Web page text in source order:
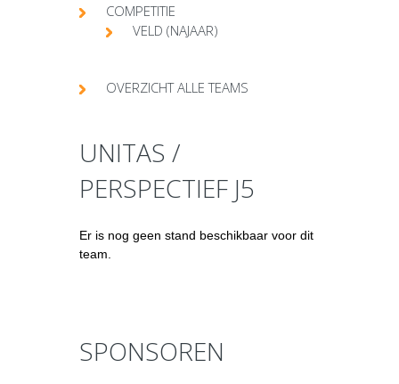
COMPETITIE
VELD (NAJAAR)
OVERZICHT ALLE TEAMS
UNITAS /
PERSPECTIEF J5
Er is nog geen stand beschikbaar voor dit
team.
SPONSOREN